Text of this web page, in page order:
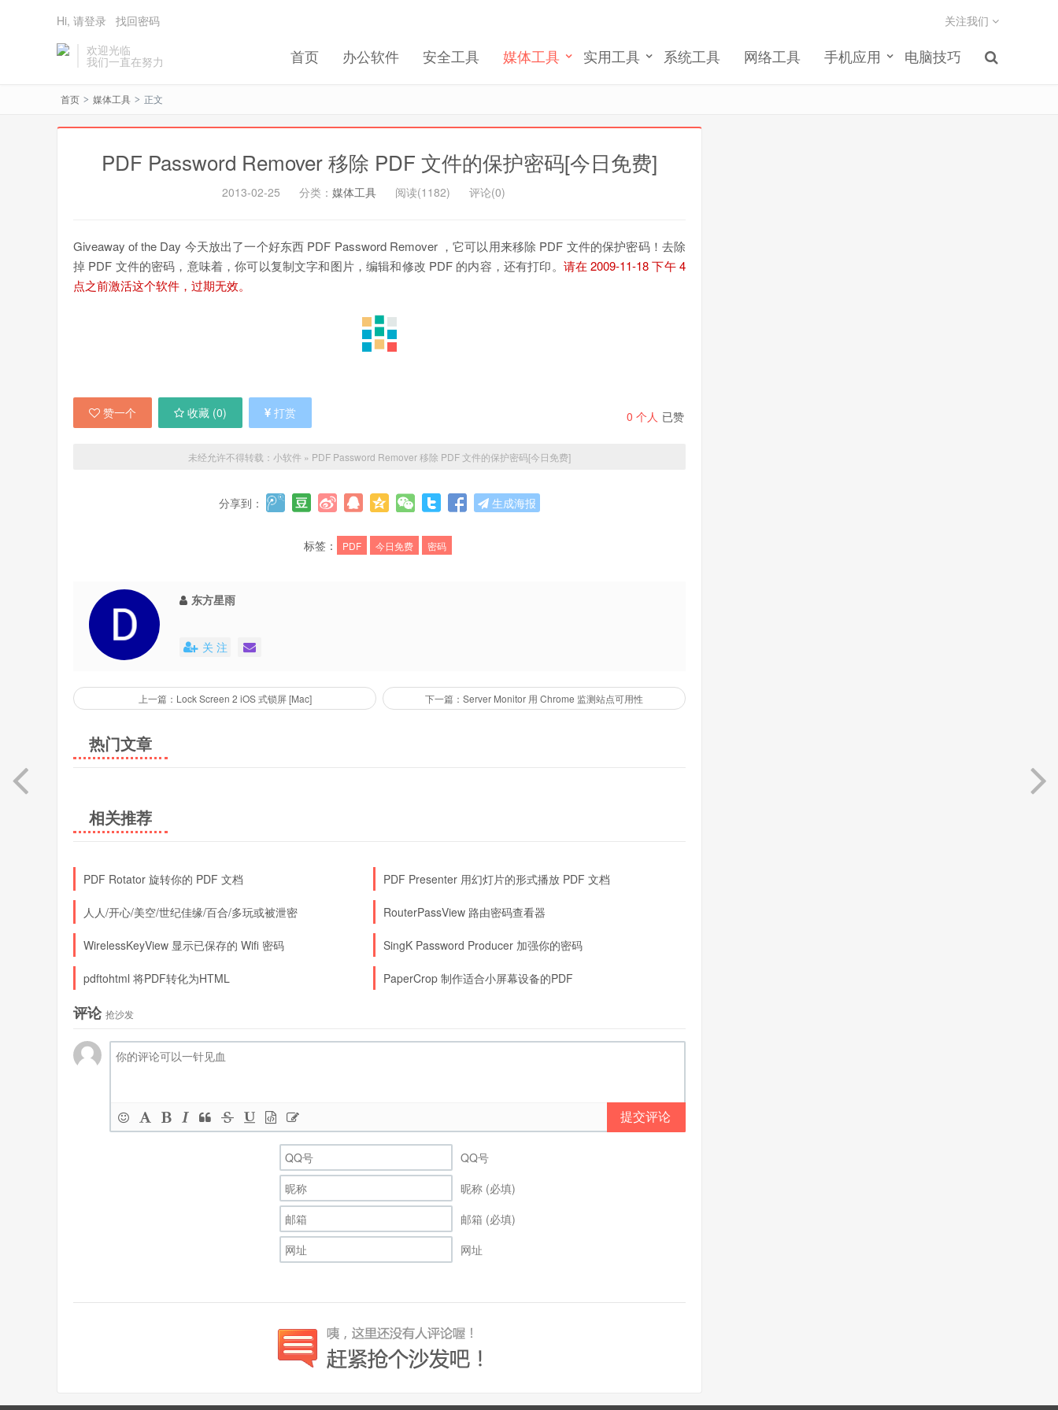
欢迎光临
我们一直在努力 首页 办公软件 安全工具 媒体工具 实用工具 系统工具 网络工具 手机应用 电脑技巧
关注我们
Hi, 请登录 找回密码
首页 > 媒体工具 > 正文
PDF Password Remover 移除 PDF 文件的保护密码[今日免费]
2013-02-25 分类： 媒体工具 阅读(1182) 评论(0)
Giveaway of the Day 今天放出了一个好东西 PDF Password Remover ，它可以用来移除 PDF 文件的保护密码！去除
掉 PDF 文件的密码，意味着，你可以复制文字和图片，编辑和修改 PDF 的内容，还有打印。 请在 2009-11-18 下午 4
点之前激活这个软件，过期无效。
0 个人 已赞
赞一个 收藏 (0) 打赏
未经允许不得转载： 小软件 » PDF Password Remover 移除 PDF 文件的保护密码[今日免费]
分享到： 生成海报
标签： PDF 今日免费 密码
东方星雨
关 注
上一篇：Lock Screen 2 iOS 式锁屏 [Mac] 下一篇：Server Monitor 用 Chrome 监测站点可用性
热门文章
相关推荐
PDF Rotator 旋转你的 PDF 文档 PDF Presenter 用幻灯片的形式播放 PDF 文档
人人/开心/美空/世纪佳缘/百合/多玩或被泄密 RouterPassView 路由密码查看器
WirelessKeyView 显示已保存的 Wifi 密码 SingK Password Producer 加强你的密码
pdftohtml 将PDF转化为HTML PaperCrop 制作适合小屏幕设备的PDF
评论 抢沙发
提交评论
QQ号
昵称 (必填)
邮箱 (必填)
网址